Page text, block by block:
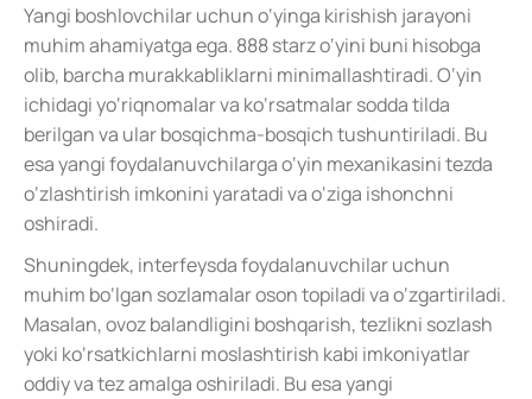
Yangi boshlovchilar uchun o‘yinga kirishish jarayoni
muhim ahamiyatga ega. 888 starz o‘yini buni hisobga
olib, barcha murakkabliklarni minimallashtiradi. O‘yin
ichidagi yo‘riqnomalar va ko‘rsatmalar sodda tilda
berilgan va ular bosqichma-bosqich tushuntiriladi. Bu
esa yangi foydalanuvchilarga o‘yin mexanikasini tezda
o‘zlashtirish imkonini yaratadi va o‘ziga ishonchni
oshiradi.
Shuningdek, interfeysda foydalanuvchilar uchun
muhim bo‘lgan sozlamalar oson topiladi va o‘zgartiriladi.
Masalan, ovoz balandligini boshqarish, tezlikni sozlash
yoki ko‘rsatkichlarni moslashtirish kabi imkoniyatlar
oddiy va tez amalga oshiriladi. Bu esa yangi